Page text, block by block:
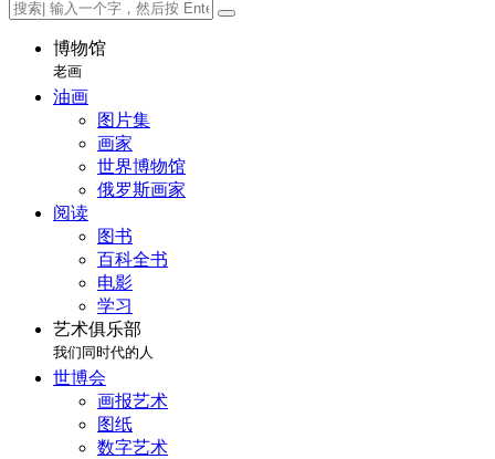
博物馆
老画
油画
图片集
画家
世界博物馆
俄罗斯画家
阅读
图书
百科全书
电影
学习
艺术俱乐部
我们同时代的人
世博会
画报艺术
图纸
数字艺术